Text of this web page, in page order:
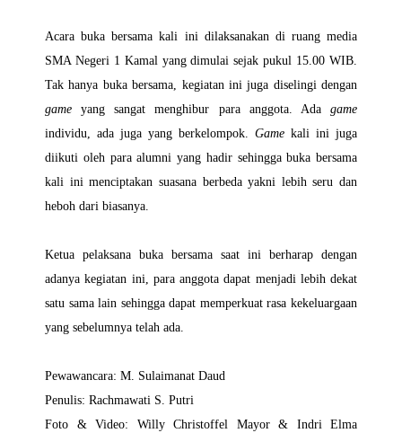
Acara buka bersama kali ini dilaksanakan di ruang media
SMA Negeri 1 Kamal yang dimulai sejak pukul 15.00 WIB.
Tak hanya buka bersama, kegiatan ini juga diselingi dengan
game yang sangat menghibur para anggota. Ada game
individu, ada juga yang berkelompok. Game kali ini juga
diikuti oleh para alumni yang hadir sehingga buka bersama
kali ini menciptakan suasana berbeda yakni lebih seru dan
heboh dari biasanya.
Ketua pelaksana buka bersama saat ini berharap dengan
adanya kegiatan ini, para anggota dapat menjadi lebih dekat
satu sama lain sehingga dapat memperkuat rasa kekeluargaan
yang sebelumnya telah ada.
Pewawancara: M. Sulaimanat Daud
Penulis: Rachmawati S. Putri
Foto & Video: Willy Christoffel Mayor & Indri Elma